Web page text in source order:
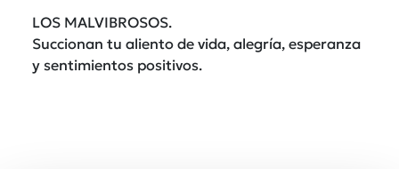
LOS MALVIBROSOS.
Succionan tu aliento de vida, alegría, esperanza
y sentimientos positivos.